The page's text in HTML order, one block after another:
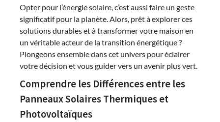
Opter pour l’énergie solaire, c’est aussi faire un geste
significatif pour la planète. Alors, prêt à explorer ces
solutions durables et à transformer votre maison en
un véritable acteur de la transition énergétique ?
Plongeons ensemble dans cet univers pour éclairer
votre décision et vous guider vers un avenir plus vert.
Comprendre les Différences entre les
Panneaux Solaires Thermiques et
Photovoltaïques